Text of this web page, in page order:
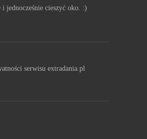
jednocześnie cieszyć oko. :)
serwisu extradania.pl